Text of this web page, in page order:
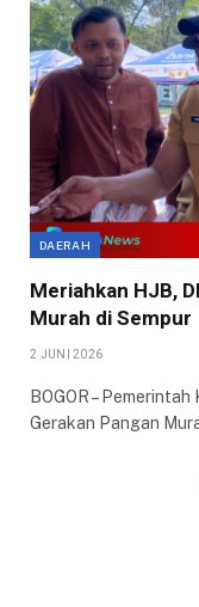
DAERAH
Meriahkan HJB,
Murah di Sempur
2 JUNI 2026
BOGOR –
Gerakan Pangan